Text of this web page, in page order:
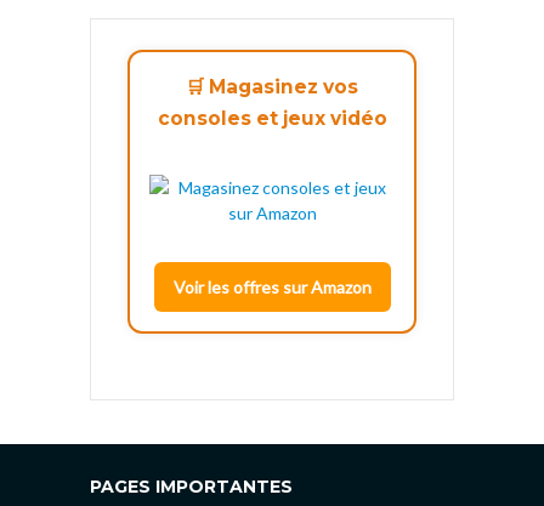
🛒 Magasinez vos
consoles et jeux vidéo
Voir les offres sur Amazon
PAGES IMPORTANTES